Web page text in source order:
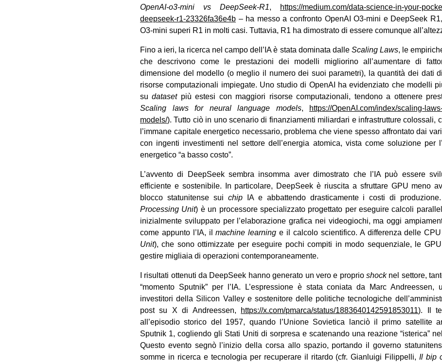
OpenAI-o3-mini vs DeepSeek-R1,
https://medium.com/data-science-in-your-
deepseek-r1-23326fa36e4b – ha messo a confronto OpenAI O3-mini e DeepSeek
O3-mini superi R1 in molti casi. Tuttavia, R1 ha dimostrato di essere comunque
Fino a ieri, la ricerca nel campo dell’IA è stata dominata dalle Scaling Laws, le
che descrivono come le prestazioni dei modelli migliorino all’aumentare di
dimensione del modello (o meglio il numero dei suoi parametri), la quantità dei dati
risorse computazionali impiegate. Uno studio di OpenAI ha evidenziato che modelli
sudatasetpiù estesi con maggiori risorse computazionali, tendono a ottenere
Scaling laws for neural language models,
https://OpenAI.com/index/scaling-
models/). Tutto ciò in uno scenario di finanziamenti miliardari e infrastrutture colossali,
l’immane capitale energetico necessario, problema che viene spesso affrontato dai
con ingenti investimenti nel settore dell’energia atomica, vista come soluzione per
energetico “a basso costo”.
L’avvento di DeepSeek sembra insomma aver dimostrato che l’IA può essere
efficiente e sostenibile. In particolare, DeepSeek è riuscita a sfruttare GPU meno
blocco statunitense sui chipIA e abbattendo drasticamente i costi di
Processing Unit) è un processore specializzato progettato per eseguire calcoli
inizialmente sviluppato per l’elaborazione grafica nei videogiochi, ma oggi
come appunto l’IA, ilmachine learning e il calcolo scientifico. A differenza delle
Unit), che sono ottimizzate per eseguire pochi compiti in modo sequenziale, le
gestire migliaia di operazioni contemporaneamente.
I risultati ottenuti da DeepSeek hanno generato un vero e proprioshocknel settore,
“momento Sputnik” per l’IA. L’espressione è stata coniata da Marc
investitori della Silicon Valley e sostenitore delle politiche tecnologiche
post su X di Andreessen,
https://x.com/pmarca/status/1883640142591853011). Il
all’episodio storico del 1957, quando l’Unione Sovietica lanciò il primo satellite
Sputnik 1, cogliendo gli Stati Uniti di sorpresa e scatenando una reazione “isterica”
Questo evento segnò l’inizio della corsa allo spazio, portando il governo
somme in ricerca e tecnologia per recuperare il ritardo (cfr. Gianluigi Filippelli,Il bip